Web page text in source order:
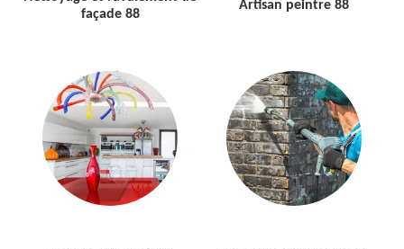
façade 88
Artisan peintre 88